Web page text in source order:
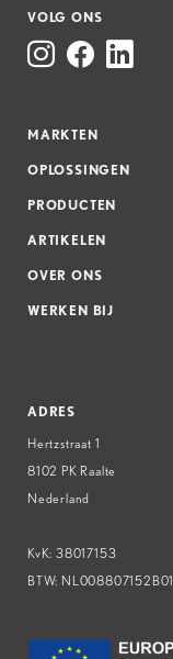
VOLG ONS
MARKTEN
OPLOSSINGEN
PRODUCTEN
ARTIKELEN
OVER ONS
WERKEN BIJ
ADRES
Hertzstraat 1
8102 PK Raalte
Nederland
KvK: 38017153
BTW: NL008807152B01